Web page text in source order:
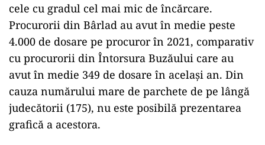
cele cu gradul cel mai mic de încărcare.
Procurorii din Bârlad au avut în medie peste
4.000 de dosare pe procuror în 2021, comparativ
cu procurorii din Întorsura Buzăului care au
avut în medie 349 de dosare în același an. Din
cauza numărului mare de parchete de pe lângă
judecătorii (175), nu este posibilă prezentarea
grafică a acestora.